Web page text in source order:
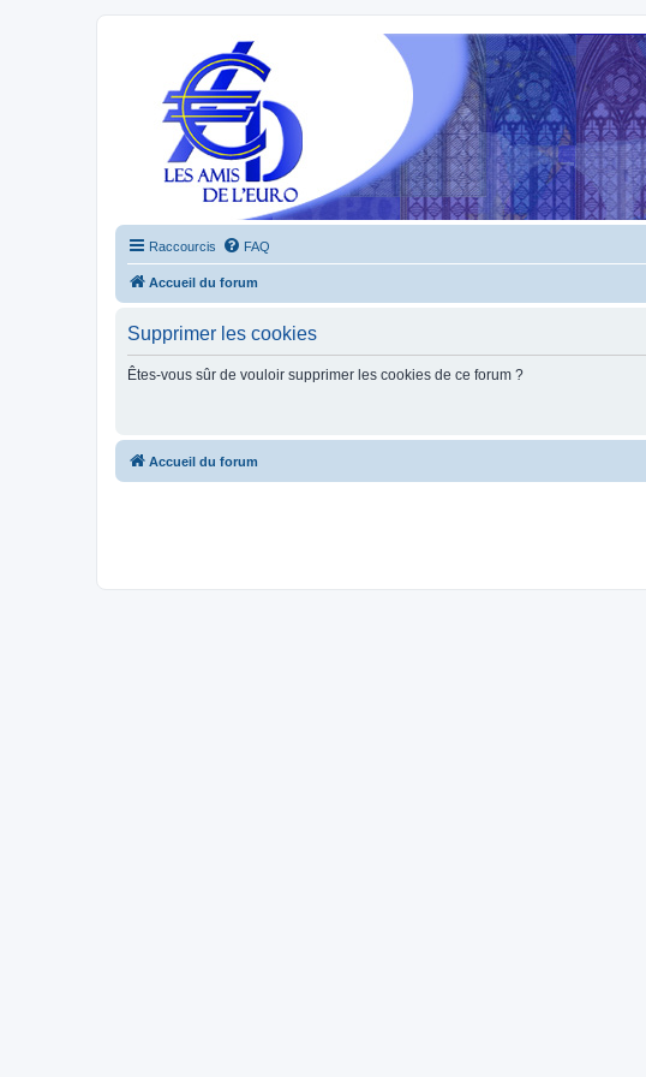
Raccourcis FAQ
Accueil du forum
Supprimer les cookies
Êtes-vous sûr de vouloir supprimer les cookies de ce forum ?
Accueil du forum